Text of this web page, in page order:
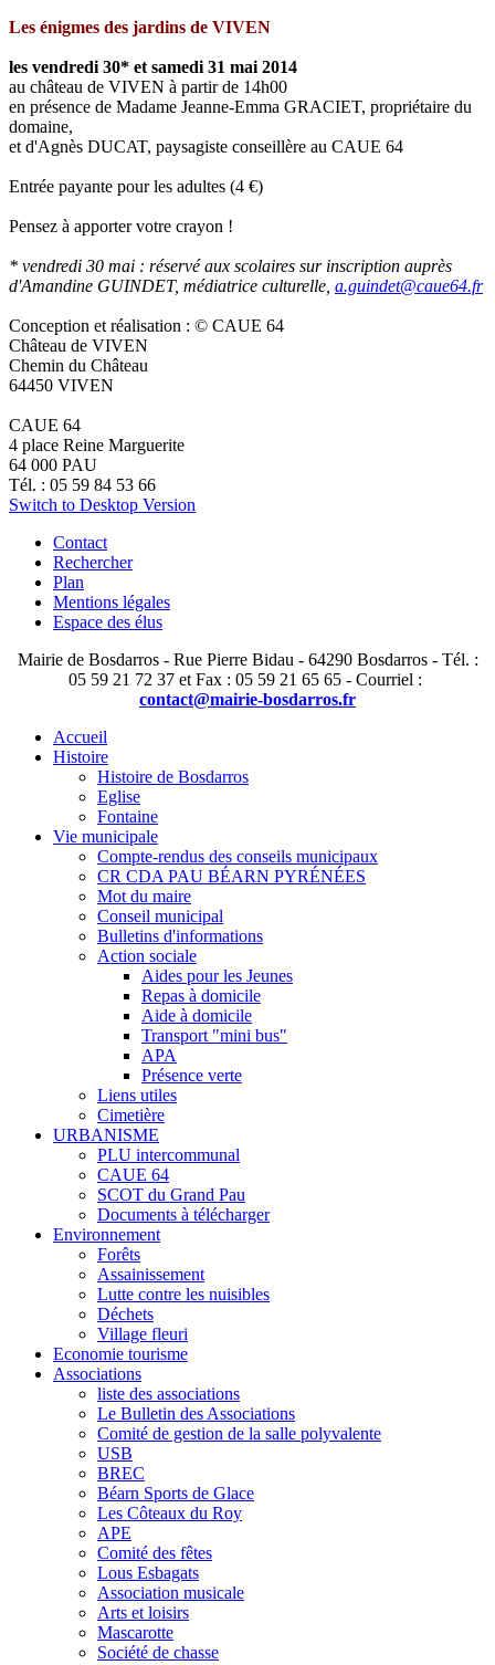
Les énigmes des jardins de VIVEN
les vendredi 30* et samedi 31 mai 2014
au château de VIVEN à partir de 14h00
en présence de Madame Jeanne-Emma GRACIET, propriétaire du
domaine,
et d'Agnès DUCAT, paysagiste conseillère au CAUE 64
Entrée payante pour les adultes (4 €)
Pensez à apporter votre crayon !
* vendredi 30 mai : réservé aux scolaires sur inscription auprès
d'Amandine GUINDET, médiatrice culturelle, a.guindet@caue64.fr
Conception et réalisation : © CAUE 64
Château de VIVEN
Chemin du Château
64450 VIVEN
CAUE 64
4 place Reine Marguerite
64 000 PAU
Tél. : 05 59 84 53 66
Switch to Desktop Version
Contact
Rechercher
Plan
Mentions légales
Espace des élus
Mairie de Bosdarros - Rue Pierre Bidau - 64290 Bosdarros - Tél. :
05 59 21 72 37 et Fax : 05 59 21 65 65 - Courriel :
contact@mairie-bosdarros.fr
Accueil
Histoire
Histoire de Bosdarros
Eglise
Fontaine
Vie municipale
Compte-rendus des conseils municipaux
CR CDA PAU BÉARN PYRÉNÉES
Mot du maire
Conseil municipal
Bulletins d'informations
Action sociale
Aides pour les Jeunes
Repas à domicile
Aide à domicile
Transport "mini bus"
APA
Présence verte
Liens utiles
Cimetière
URBANISME
PLU intercommunal
CAUE 64
SCOT du Grand Pau
Documents à télécharger
Environnement
Forêts
Assainissement
Lutte contre les nuisibles
Déchets
Village fleuri
Economie tourisme
Associations
liste des associations
Le Bulletin des Associations
Comité de gestion de la salle polyvalente
USB
BREC
Béarn Sports de Glace
Les Côteaux du Roy
APE
Comité des fêtes
Lous Esbagats
Association musicale
Arts et loisirs
Mascarotte
Société de chasse